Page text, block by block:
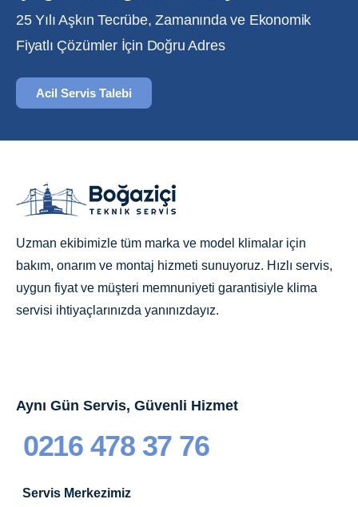
25 Yılı Aşkın Tecrübe, Zamanında ve Ekonomik
Fiyatlı Çözümler İçin Doğru Adres
Acil Servis Talebi
Uzman ekibimizle tüm marka ve model klimalar için
bakım, onarım ve montaj hizmeti sunuyoruz. Hızlı servis,
uygun fiyat ve müşteri memnuniyeti garantisiyle klima
servisi ihtiyaçlarınızda yanınızdayız.
Aynı Gün Servis, Güvenli Hizmet
0216 478 37 76
Servis Merkezimiz